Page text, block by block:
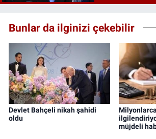
Bunlar da ilginizi çekebilir
Devlet Bahçeli nikah şahidi
oldu
Milyonlarca
müjdeli